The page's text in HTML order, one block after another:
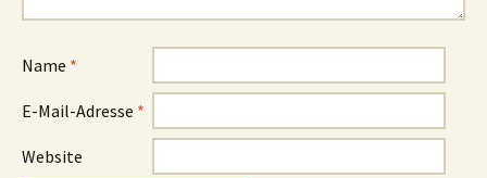
Name *
E-Mail-Adresse *
Website